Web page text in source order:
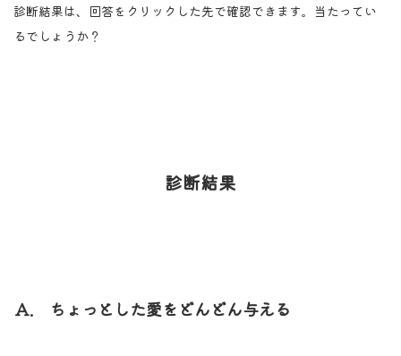
診断結果は、回答をクリックした先で確認できます。当たってい
るでしょうか？
診断結果
Ａ. ちょっとした愛をどんどん与える